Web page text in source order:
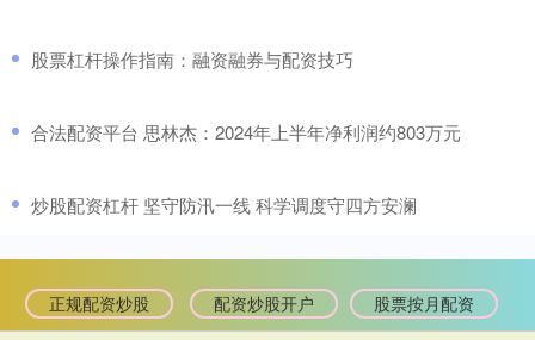
​股票杠杆操作指南：融资融券与配资技巧
​合法配资平台 思林杰：2024年上半年净利润约803万元
​炒股配资杠杆 坚守防汛一线 科学调度守四方安澜
正规配资炒股 配资炒股开户 股票按月配资